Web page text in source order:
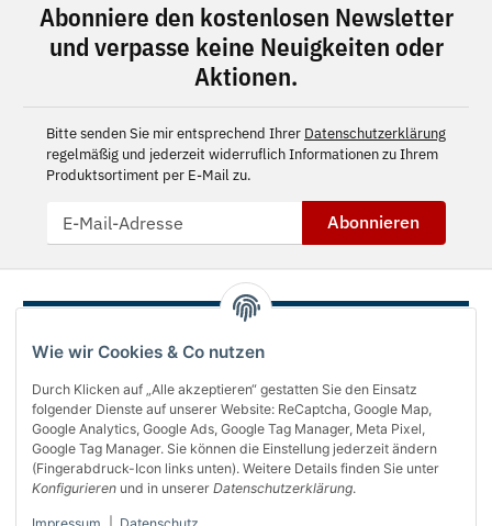
Wie wir Cookies & Co nutzen
Durch Klicken auf „Alle akzeptieren“ gestatten Sie den Einsatz
folgender Dienste auf unserer Website: ReCaptcha, Google Map,
Google Analytics, Google Ads, Google Tag Manager, Meta Pixel,
Google Tag Manager. Sie können die Einstellung jederzeit ändern
(Fingerabdruck-Icon links unten). Weitere Details finden Sie unter
Konfigurieren und in unserer Datenschutzerklärung.
Abonniere den kostenlosen Newsletter
und verpasse keine Neuigkeiten oder
Aktionen.
Bitte senden Sie mir entsprechend Ihrer Datenschutzerklärung
regelmäßig und jederzeit widerruflich Informationen zu Ihrem
Produktsortiment per E-Mail zu.
Abonnieren
Über uns
Informationen